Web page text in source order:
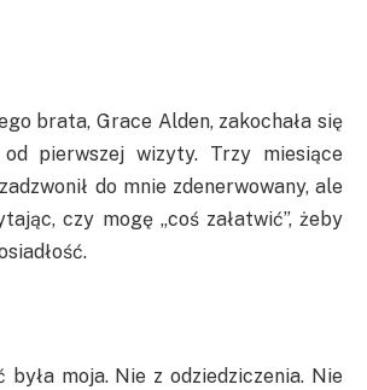
brata, Grace Alden, zakochała się
pierwszej wizyty. Trzy miesiące
do mnie zdenerwowany, ale
czy mogę „coś załatwić”, żeby
była moja. Nie z odziedziczenia. Nie